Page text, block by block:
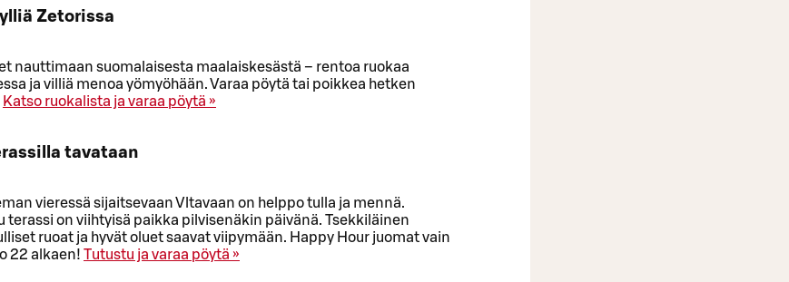
Zetorissa
nauttimaan suomalaisesta maalaiskesästä – rentoa ruokaa
ja villiä menoa yömyöhään. Varaa pöytä tai poikkea hetken
Katso ruokalista ja varaa pöytä »
tavataan
vieressä sijaitsevaan Vltavaan on helppo tulla ja mennä.
terassi on viihtyisä paikka pilvisenäkin päivänä. Tsekkiläinen
ruoat ja hyvät oluet saavat viipymään. Happy Hour juomat vain
22 alkaen! Tutustu ja varaa pöytä »